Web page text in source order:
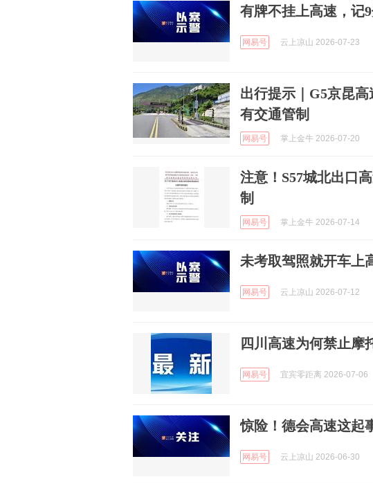
有牌不挂上高速，记9
网易号 云上凉山 2026-07-23
出行提示｜G5京昆
有交通管制
网易号 掌上金牛 2026-07-20
注意！S57城北出口
制
网易号 掌上金牛 2026-07-14
未考取驾照就开车上
网易号 云上凉山 2026-07-12
四川高速为何禁止摩
网易号 宜宾零距离 2026-07-06
惊险！德会高速这起
网易号 云上凉山 2026-06-30